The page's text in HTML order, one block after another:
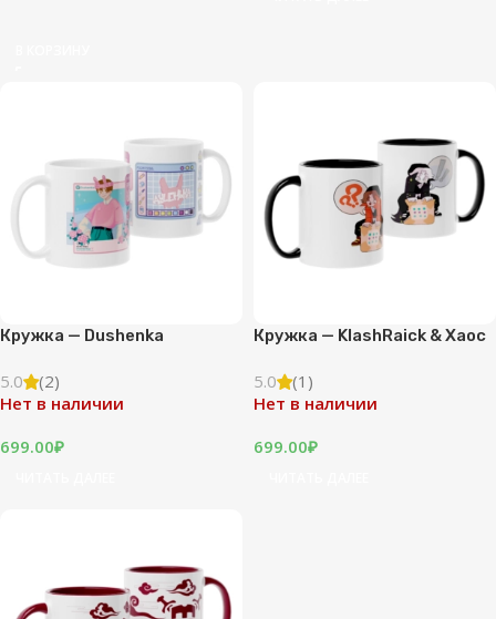
Кружка — Dushenka
5.0
(2)
Нет в наличии
699.00₽
Кружка — KlashRaick & Хаос
5.0
(1)
Нет в наличии
699.00₽